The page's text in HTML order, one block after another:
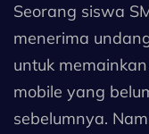
Seorang siswa
menerima
untuk
mobile yang
sebelumnya.